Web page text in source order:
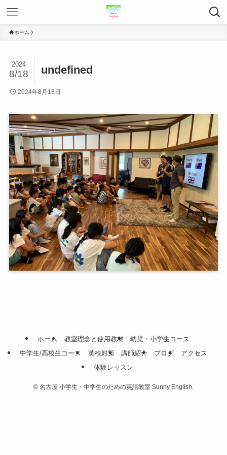
ホーム
undefined
2024
8/18
2024年8月18日
ホーム 教室理念と使用教材
幼児・小学生コース
中学生/高校生コース
英検対策 講師紹介 ブログ
アクセス
体験レッスン
© 名古屋 小学生・中学生のための英語教室 Sunny English.